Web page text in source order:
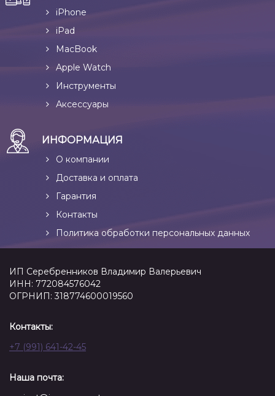
iPhone
iPad
MacBook
Apple Watch
Инструменты
Аксессуары
ИНФОРМАЦИЯ
О компании
Доставка и оплата
Гарантия
Контакты
Политика обработки персональных данных
ИП Серебренников Владимир Валерьевич
ИНН: 772084576042
ОГРНИП: 318774600019560
Контакты:
+7 (991) 641-42-45
Наша почта: